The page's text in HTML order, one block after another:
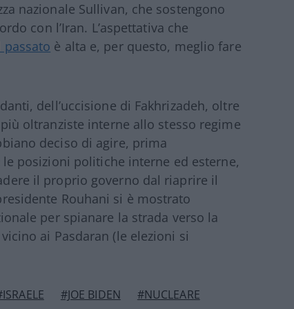
nazionale Sullivan, che sostengono
con l’Iran. L’aspettativa che
è alta e, per questo, meglio fare
dell’uccisione di Fakhrizadeh, oltre
oltranziste interne allo stesso regime
deciso di agire, prima
posizioni politiche interne ed esterne,
il proprio governo dal riaprire il
Rouhani si è mostrato
per spianare la strada verso la
ai Pasdaran (le elezioni si
#JOE BIDEN
#NUCLEARE